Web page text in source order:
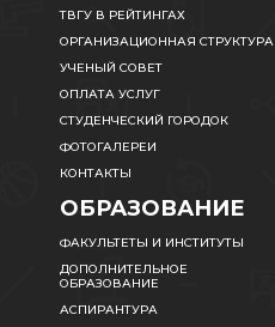
ТВГУ В РЕЙТИНГАХ
ОРГАНИЗАЦИОННАЯ СТРУКТУРА
УЧЕНЫЙ СОВЕТ
ОПЛАТА УСЛУГ
СТУДЕНЧЕСКИЙ ГОРОДОК
ФОТОГАЛЕРЕИ
КОНТАКТЫ
ОБРАЗОВАНИЕ
ФАКУЛЬТЕТЫ И ИНСТИТУТЫ
ДОПОЛНИТЕЛЬНОЕ
ОБРАЗОВАНИЕ
АСПИРАНТУРА